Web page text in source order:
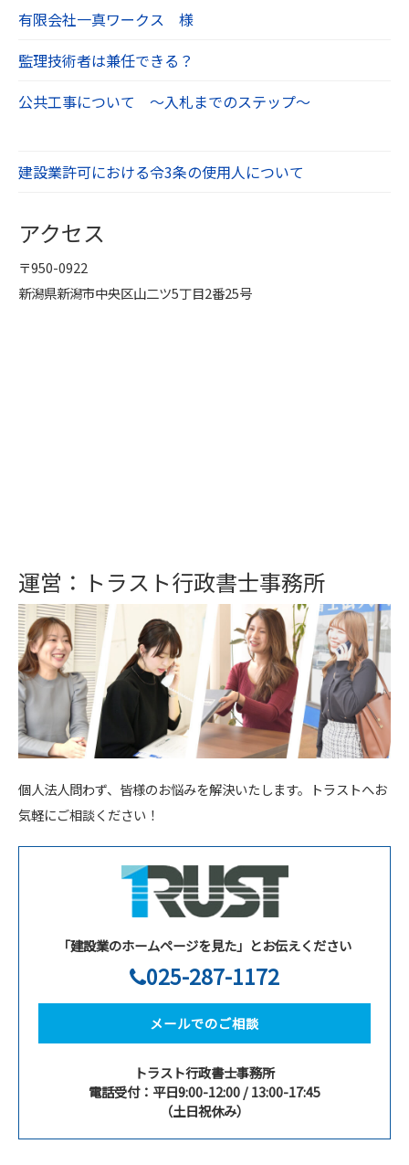
有限会社一真ワークス 様
監理技術者は兼任できる？
公共工事について ～入札までのステップ～
建設業許可における令3条の使用人について
アクセス
〒950-0922
新潟県新潟市中央区山二ツ5丁目2番25号
運営：トラスト行政書士事務所
個人法人問わず、皆様のお悩みを解決いたします。トラストへお
気軽にご相談ください！
「建設業のホームページを見た」とお伝えください
025-287-1172
メールでのご相談
トラスト行政書士事務所
電話受付：平日9:00-12:00 / 13:00-17:45
（土日祝休み）